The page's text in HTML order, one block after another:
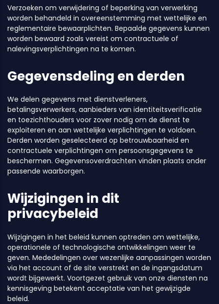
Verzoeken om verwijdering of beperking van verwerking
worden behandeld in overeenstemming met wettelijke en
reglementaire bewaarplichten. Bepaalde gegevens kunnen
worden bewaard zoals vereist om contractuele of
nalevingsverplichtingen na te komen.
Gegevensdeling en derden
We delen gegevens met dienstverleners,
betalingsverwerkers, aanbieders van identiteitsverificatie
en toezichthouders voor zover nodig om de dienst te
exploiteren en aan wettelijke verplichtingen te voldoen.
Derden worden geselecteerd op betrouwbaarheid en
contractuele verplichtingen om persoonsgegevens te
beschermen. Gegevensoverdrachten vinden plaats onder
passende waarborgen.
Wijzigingen in dit
privacybeleid
Wijzigingen in het beleid kunnen optreden om wettelijke,
operationele of technologische ontwikkelingen weer te
geven. Mededelingen over wezenlijke aanpassingen worden
via het account of de site verstrekt en de ingangsdatum
wordt bijgewerkt. Voortgezet gebruik van onze diensten na
kennisgeving betekent acceptatie van het gewijzigde
beleid.